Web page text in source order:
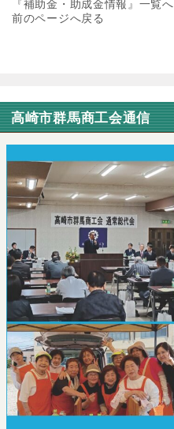
『補助金・助成金情報』一覧へ
前のページへ戻る
高崎市群馬商工会通信